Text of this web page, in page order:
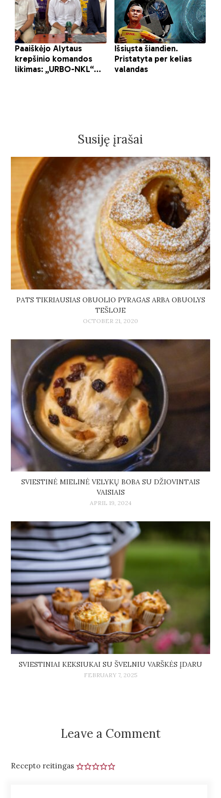
Susiję įrašai
PATS TIKRIAUSIAS OBUOLIO PYRAGAS ARBA OBUOLYS
TEŠLOJE
OCTOBER 21, 2020
SVIESTINĖ MIELINĖ VELYKŲ BOBA SU DŽIOVINTAIS
VAISIAIS
APRIL 19, 2024
SVIESTINIAI KEKSIUKAI SU ŠVELNIU VARŠKĖS ĮDARU
FEBRUARY 7, 2025
Leave a Comment
Recepto reitingas